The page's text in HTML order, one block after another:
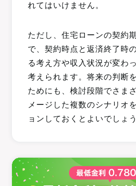
れてはいけません。
ただし、住宅ローンの契約
で、契約時点と返済終了時
る考え方や収入状況が変わ
考えられます。将来の判断
ためにも、検討段階でさま
メージした複数のシナリオ
ョンしておくとよいでしょう